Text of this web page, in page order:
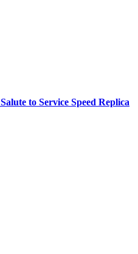
to Service Speed Replica